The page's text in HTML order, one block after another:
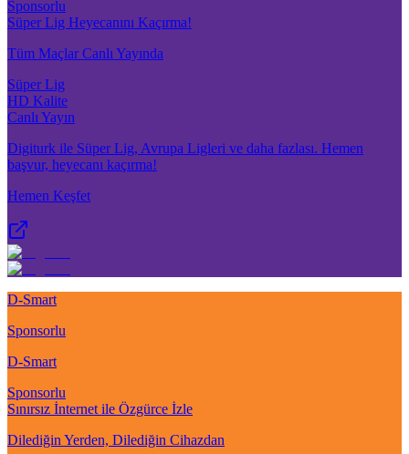
Sponsorlu
Süper Lig Heyecanını Kaçırma!
Tüm Maçlar Canlı Yayında
Süper Lig
HD Kalite
Canlı Yayın
Digiturk ile Süper Lig, Avrupa Ligleri ve daha fazlası. Hemen
başvur, heyecanı kaçırma!
Hemen Keşfet
D-Smart
Sponsorlu
D-Smart
Sponsorlu
Sınırsız İnternet ile Özgürce İzle
Dilediğin Yerden, Dilediğin Cihazdan